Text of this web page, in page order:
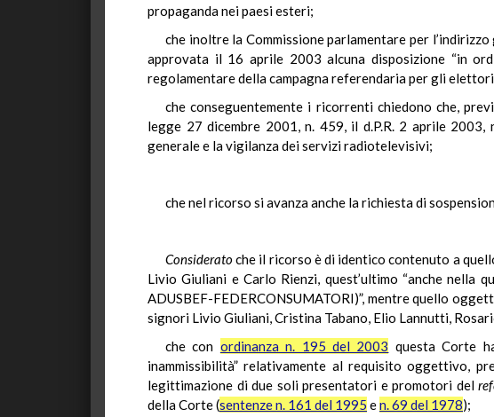
propaganda nei paesi esteri;
che inoltre la Commissione parlamentare per
approvata il 16 aprile 2003 alcuna disposizione “in
regolamentare della campagna referendaria per gli elettori
che conseguentemente i ricorrenti chiedono che,
legge 27 dicembre 2001, n. 459, il d.P.R. 2 aprile
generale e la vigilanza dei servizi radiotelevisivi;
che nel ricorso si avanza anche la richiesta di
Consideratoche il ricorso è di identico contenuto a
Livio Giuliani e Carlo Rienzi, quest’ultimo “anche nella
ADUSBEF-FEDERCONSUMATORI)”, mentre quello
signori Livio Giuliani, Cristina Tabano, Elio Lannutti,
che con ordinanza n. 195 del 2003 questa Corte
inammissibilità” relativamente al requisito oggettivo,
legittimazione di due soli presentatori e promotori del
della Corte (sentenze n. 161 del 1995 en. 69 del 1978);